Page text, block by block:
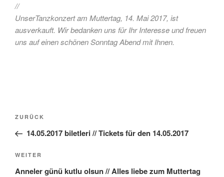
//
UnserTanzkonzert am Muttertag, 14. Mai 2017, ist
ausverkauft. Wir bedanken uns für Ihr Interesse und freuen
uns auf einen schönen Sonntag Abend mit Ihnen.
Beitragsnavigation
Vorheriger
Beitrag
ZURÜCK
14.05.2017 biletleri // Tickets für den 14.05.2017
Nächster
Beitrag
WEITER
Anneler günü kutlu olsun // Alles liebe zum Muttertag